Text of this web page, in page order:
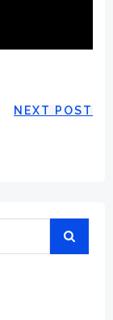
NEXT POST